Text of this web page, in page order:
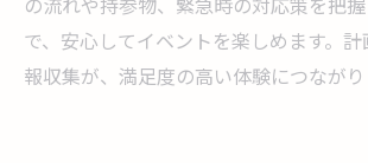
で、安心してイベントを楽しめます。
報収集が、満足度の高い体験につながり